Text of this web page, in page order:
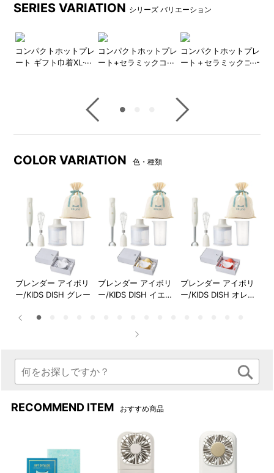
●マルチスティックブレンダー2
付属のチョッパーボトルとブ
レンダーカップは電子レンジ
対応。下ごしらえからそのま
ま加熱調理も。
ブレンダ―(つぶす・まぜる)、
チョッパー(刻む・砕く)、ホイ
ッパー(泡立てる)のアタッチメ
ントでお料理がぐんと便利
に！
チョッパーボトルの底のすべ
タとして使えます。
ブレンダースティックはお鍋
ィング加工された鍋やボウル
等ではご使用できません。必
取り扱い説明書等をご確認く
手の小さな方、女性の方の手
にもしっかりフィットするデ
本体運転スイッチは低速/高
速、どちらかを押している間
SERIES VARIATION シリーズ バリエーション
コンパクトホットプレ
ート ギフト巾着XLセ
コンパクトホットプレ
ート+セラミックコー
コンパクトホットプレ
ート＋セラミックコー
COLOR VARIATION 色・種類
ブレンダー アイボリ
ー/KIDS DISH グレー
ブレンダー アイボリ
ー/KIDS DISH イエロ
ブレンダー アイボリ
ー/KIDS DISH オレン
RECOMMEND ITEM おすすめ商品